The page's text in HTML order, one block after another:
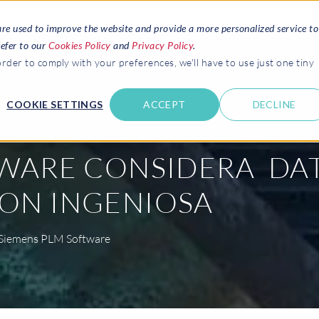
used to improve the website and provide a more personalized service to
to our Cookies Policy and Privacy Policy.
to comply with your preferences, we'll have to use just one tiny
COOKIE SETTINGS ACCEPT DECLINE
SOLICITAR PRESUPUESTO RECURSOS
CONSIDERA
INGENIOSA
PLM Software